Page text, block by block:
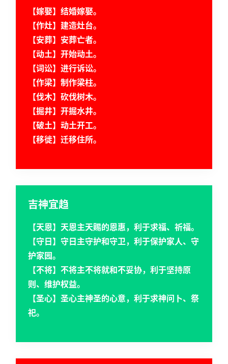
【嫁娶】结婚嫁娶。
【作灶】建造灶台。
【安葬】安葬亡者。
【动土】开始动土。
【词讼】进行诉讼。
【作梁】制作梁柱。
【伐木】砍伐树木。
【掘井】开掘水井。
【破土】动土开工。
【移徙】迁移住所。
吉神宜趋
【天恩】天恩主天赐的恩惠，利于求福、祈福。
【守日】守日主守护和守卫，利于保护家人、守
护家园。
【不将】不将主不将就和不妥协，利于坚持原
则、维护权益。
【圣心】圣心主神圣的心意，利于求神问卜、祭
祀。